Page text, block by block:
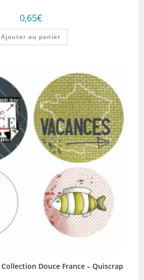
0,65€
Ajouter au panier
Douce France – Quiscrap